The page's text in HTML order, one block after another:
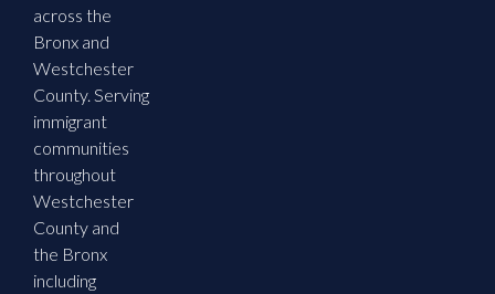
across the
Bronx and
Westchester
County. Serving
immigrant
communities
throughout
Westchester
County and
the Bronx
including